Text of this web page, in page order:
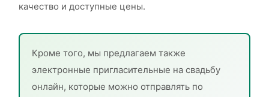
качество и доступные цены.
Кроме того, мы предлагаем также
электронные пригласительные на свадьбу
онлайн, которые можно отправлять по